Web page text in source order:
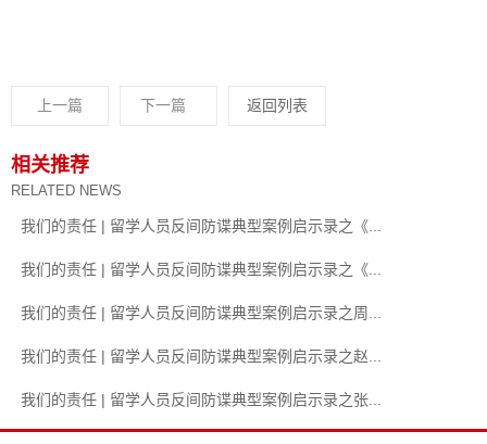
上一篇 下一篇 返回列表
相关推荐
RELATED NEWS
我们的责任 | 留学人员反间防谍典型案例启示录之《...
我们的责任 | 留学人员反间防谍典型案例启示录之《...
我们的责任 | 留学人员反间防谍典型案例启示录之周...
我们的责任 | 留学人员反间防谍典型案例启示录之赵...
我们的责任 | 留学人员反间防谍典型案例启示录之张...